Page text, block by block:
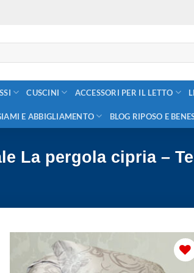
CUSCINI ACCESSORI PER IL LETTO
E ABBIGLIAMENTO BLOG RIPOSO E
La pergola cipria –